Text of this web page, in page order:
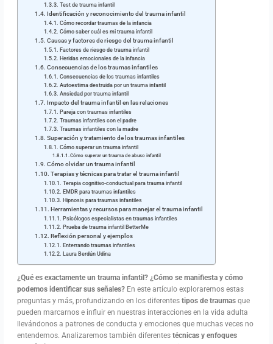
Test de trauma infantil
Identificación y reconocimiento del trauma infantil
Cómo recordar traumas de la infancia
Cómo saber cuál es mi trauma infantil
Causas y factores de riesgo del trauma infantil
Factores de riesgo de trauma infantil
Heridas emocionales de la infancia
Consecuencias de los traumas infantiles
Consecuencias de los traumas infantiles
Autoestima destruida por un trauma infantil
Ansiedad por trauma infantil
Impacto del trauma infantil en las relaciones
Pareja con traumas infantiles
Traumas infantiles con el padre
Traumas infantiles con la madre
Superación y tratamiento de los traumas infantiles
Cómo superar un trauma infantil
Cómo superar un trauma de abuso infantil
Cómo olvidar un trauma infantil
Terapias y técnicas para tratar el trauma infantil
Terapia cognitivo-conductual para trauma infantil
EMDR para traumas infantiles
Hipnosis para traumas infantiles
Herramientas y recursos para manejar el trauma infantil
Psicólogos especialistas en traumas infantiles
Prueba de trauma infantil BetterMe
Reflexión personal y ejemplos
Enterrando traumas infantiles
Laura Berdún Udina
¿Qué es exactamente un trauma infantil? ¿Cómo se manifiesta y cómo
podemos identificar sus señales? En este artículo exploraremos estas
preguntas y más, profundizando en los diferentestipos de traumas que
pueden marcarnos e influir en nuestras interacciones en la vida adulta
llevándonos a patrones de conducta y emociones que muchas veces no
entendemos. Analizaremos también diferentestécnicas y enfoques